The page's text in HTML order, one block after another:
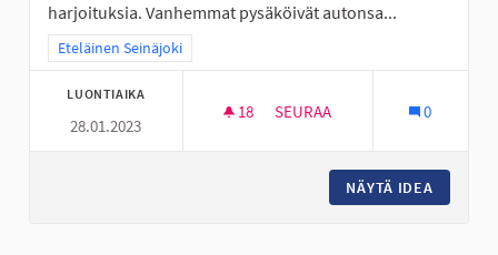
harjoituksia. Vanhemmat pysäköivät autonsa...
Rajaa tulokset teeman mukaan: Eteläinen Seinäjoki
Eteläinen Seinäjoki
LUONTIAIKA
28.01.2023
18 18 SEURAAJAA
SEURAA 0
NÄYTÄ IDEA